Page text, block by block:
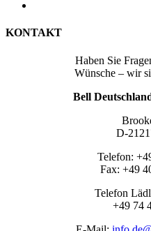
KONTAKT
Haben Sie
Wünsche – wir
Bell
D-
Telefon:
Fax: +49
Telefon
+49 74